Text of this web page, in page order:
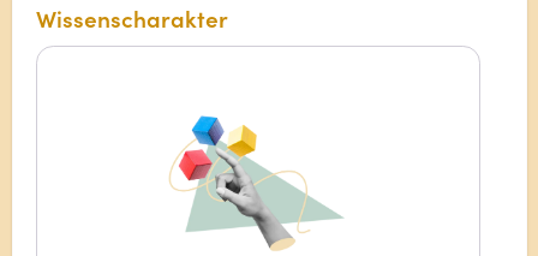
Wissenscharakter